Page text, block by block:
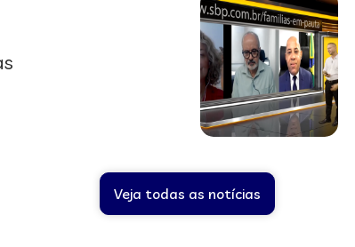
Veja todas as notícias